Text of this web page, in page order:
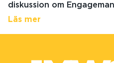
diskussion om
Läs mer